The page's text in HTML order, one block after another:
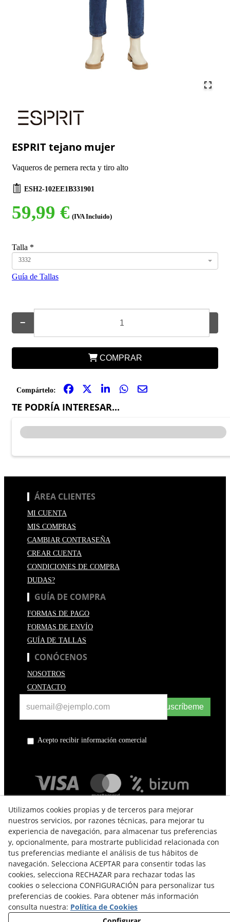
ESPRIT tejano mujer
Vaqueros de pernera recta y tiro alto
ESH2-102EE1B331901
59,99 € (IVA Incluido)
Talla *
3332
Guía de Tallas
−
COMPRAR
Compártelo:
TE PODRÍA INTERESAR...
ÁREA CLIENTES
MI CUENTA
MIS COMPRAS
CAMBIAR CONTRASEÑA
CREAR CUENTA
CONDICIONES DE COMPRA
DUDAS?
GUÍA DE COMPRA
FORMAS DE PAGO
FORMAS DE ENVÍO
GUÍA DE TALLAS
CONÓCENOS
NOSOTROS
CONTACTO
Suscríbeme
Acepto recibir información comercial
TÉRMINOS Y CONDICIONES DE USO
POLÍTICA DE PRIVACIDAD
POLÍTICA DE COOKIES
Utilizamos cookies propias y de terceros para mejorar
nuestros servicios, por razones técnicas, para mejorar tu
experiencia de navegación, para almacenar tus preferencias
y, opcionalmente, para mostrarte publicidad relacionada con
tus preferencias mediante el análisis de tus hábitos de
navegación. Selecciona ACEPTAR para consentir todas las
cookies, selecciona RECHAZAR para rechazar todas las
cookies o selecciona CONFIGURACIÓN para personalizar tus
preferencias de cookies. Para obtener más información
consulta nuestra: Política de Cookies